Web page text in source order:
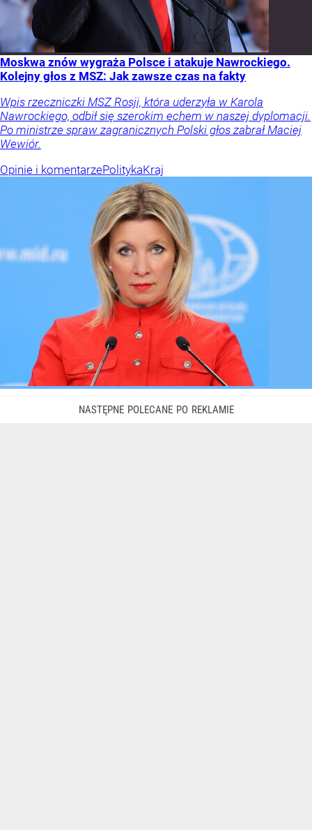
Moskwa znów wygraża Polsce i atakuje Nawrockiego.
Kolejny głos z MSZ: Jak zawsze czas na fakty
Wpis rzeczniczki MSZ Rosji, która uderzyła w Karola
Nawrockiego, odbił się szerokim echem w naszej dyplomacji.
Po ministrze spraw zagranicznych Polski głos zabrał Maciej
Wewiór.
Opinie i komentarzePolitykaKraj